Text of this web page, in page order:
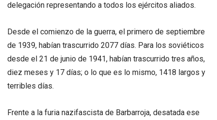
delegación representando a todos los ejércitos aliados.
Desde el comienzo de la guerra, el primero de septiembre
de 1939, habían trascurrido 2077 días. Para los soviéticos
desde el 21 de junio de 1941, habían trascurrido tres años,
diez meses y 17 días; o lo que es lo mismo, 1418 largos y
terribles días.
Frente a la furia nazifascista de Barbarroja, desatada ese